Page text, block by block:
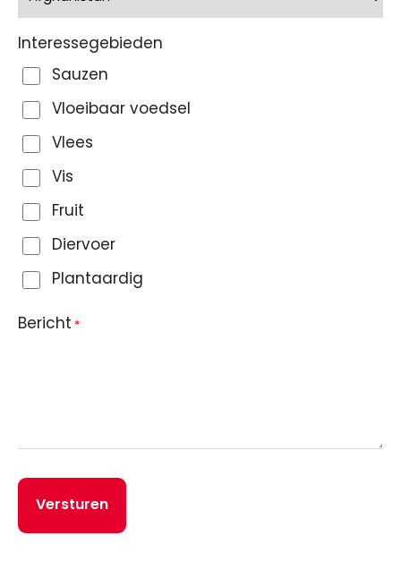
Interessegebieden
Sauzen
Vloeibaar voedsel
Vlees
Vis
Fruit
Diervoer
Plantaardig
Bericht *